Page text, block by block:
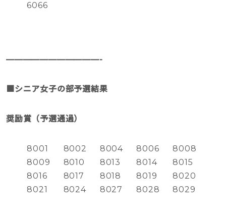
6066
———————————-
■シニア女子の部予選結果
奨励賞（予選通過）
8001 8002 8004 8006
8008
8009
8010 8013 8014
8015
8016
8017 8018 8019
8020
8021
8024 8027 8028 8029